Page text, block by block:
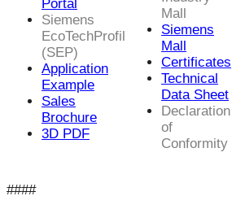
Portal
Siemens
EcoTechProfil
(SEP)
Application
Example
Sales
Brochure
3D PDF
Mall
Siemens
Mall
Certificates
Technical
Data Sheet
Declaration
of
Conformity
####